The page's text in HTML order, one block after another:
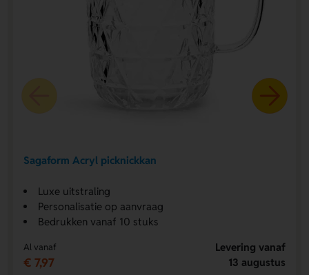
Sagaform Acryl picknickkan
Luxe uitstraling
Personalisatie op aanvraag
Bedrukken vanaf 10 stuks
Al vanaf
€ 7,97
Levering vanaf
13 augustus